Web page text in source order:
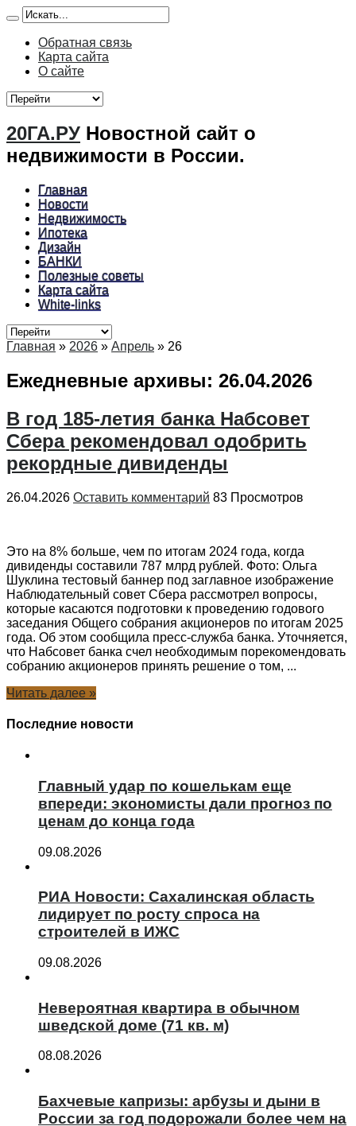
Обратная связь
Карта сайта
О сайте
20ГА.РУ Новостной сайт о
недвижимости в России.
Главная
Новости
Недвижимость
Ипотека
Дизайн
БАНКИ
Полезные советы
Карта сайта
White-links
Главная » 2026 » Апрель » 26
Ежедневные архивы: 26.04.2026
В год 185-летия банка Набсовет
Сбера рекомендовал одобрить
рекордные дивиденды
26.04.2026 Оставить комментарий 83 Просмотров
Это на 8% больше, чем по итогам 2024 года, когда
дивиденды составили 787 млрд рублей. Фото: Ольга
Шуклина тестовый баннер под заглавное изображение
Наблюдательный совет Сбера рассмотрел вопросы,
которые касаются подготовки к проведению годового
заседания Общего собрания акционеров по итогам 2025
года. Об этом сообщила пресс-служба банка. Уточняется,
что Набсовет банка счел необходимым порекомендовать
собранию акционеров принять решение о том, ...
Читать далее »
Последние новости
Главный удар по кошелькам еще
впереди: экономисты дали прогноз по
ценам до конца года
09.08.2026
РИА Новости: Сахалинская область
лидирует по росту спроса на
строителей в ИЖС
09.08.2026
Невероятная квартира в обычном
шведской доме (71 кв. м)
08.08.2026
Бахчевые капризы: арбузы и дыни в
России за год подорожали более чем на